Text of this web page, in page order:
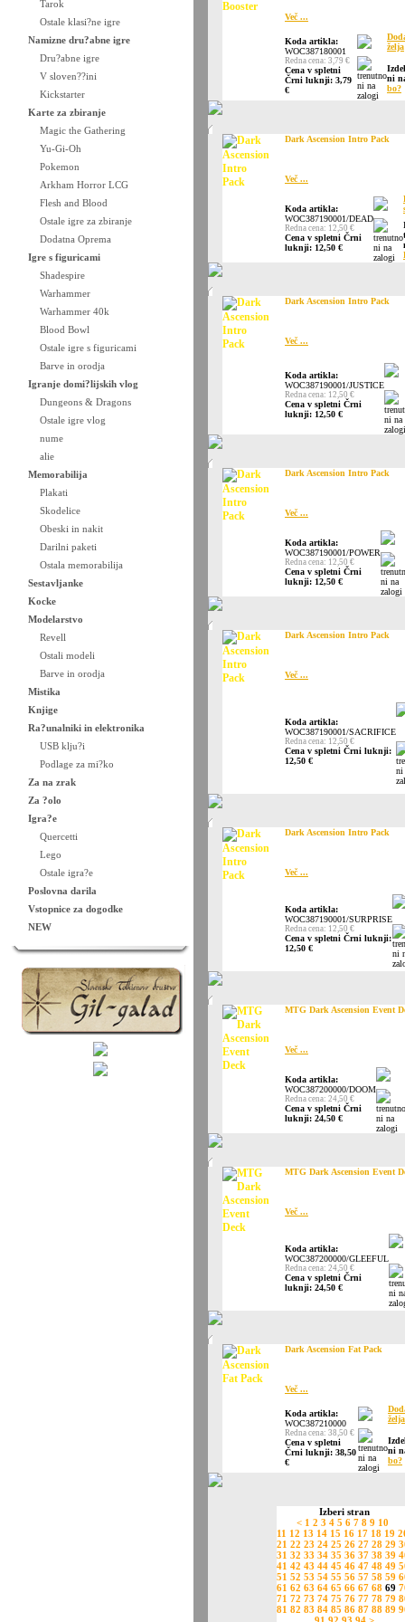
Tarok
Ostale klasi?ne igre
Namizne dru?abne igre
Dru?abne igre
V sloven??ini
Kickstarter
Karte za zbiranje
Magic the Gathering
Yu-Gi-Oh
Pokemon
Arkham Horror LCG
Flesh and Blood
Ostale igre za zbiranje
Dodatna Oprema
Igre s figuricami
Shadespire
Warhammer
Warhammer 40k
Blood Bowl
Ostale igre s figuricami
Barve in orodja
Igranje domi?lijskih vlog
Dungeons & Dragons
Ostale igre vlog
nume
alie
Memorabilija
Plakati
Skodelice
Obeski in nakit
Darilni paketi
Ostala memorabilija
Sestavljanke
Kocke
Modelarstvo
Revell
Ostali modeli
Barve in orodja
Mistika
Knjige
Ra?unalniki in elektronika
USB klju?i
Podlage za mi?ko
Za na zrak
Za ?olo
Igra?e
Quercetti
Lego
Ostale igra?e
Poslovna darila
Vstopnice za dogodke
NEW
Več ...
Koda artikla:
WOC387180001
Redna cena: 3,79 €
Cena v spletni
Črni luknji: 3,79
€
želja
ni
bo?
Dark Ascension Intro Pack
Več ...
Koda artikla:
WOC387190001/DEAD
Redna cena: 12,50 €
Cena v spletni Črni
luknji: 12,50 €
Dark Ascension Intro Pack
Več ...
Koda artikla:
WOC387190001/JUSTICE
Redna cena: 12,50 €
Cena v spletni Črni
luknji: 12,50 €
Dark Ascension Intro Pack
Več ...
Koda artikla:
WOC387190001/POWER
Redna cena: 12,50 €
Cena v spletni Črni
luknji: 12,50 €
Dark Ascension Intro Pack
Več ...
Koda artikla:
WOC387190001/SACRIFICE
Redna cena: 12,50 €
Cena v spletni Črni luknji:
12,50 €
Dark Ascension Intro Pack
Več ...
Koda artikla:
WOC387190001/SURPRISE
Redna cena: 12,50 €
Cena v spletni Črni luknji:
12,50 €
MTG Dark Ascension Event
Več ...
Koda artikla:
WOC387200000/DOOM
Redna cena: 24,50 €
Cena v spletni Črni
luknji: 24,50 €
MTG Dark Ascension Event
Več ...
Koda artikla:
WOC387200000/GLEEFUL
Redna cena: 24,50 €
Cena v spletni Črni
luknji: 24,50 €
Dark Ascension Fat Pack
Več ...
Koda artikla:
WOC387210000
Redna cena: 38,50 €
Cena v spletni
Črni luknji: 38,50
€
želja
ni
bo?
Izberi stran
< 1 2 3 4 5 6 7 8 9 10
11 12 13 14 15 16 17 18 19
21 22 23 24 25 26 27 28 29
31 32 33 34 35 36 37 38 39
41 42 43 44 45 46 47 48 49
51 52 53 54 55 56 57 58 59
61 62 63 64 65 66 67 6869
71 72 73 74 75 76 77 78 79
81 82 83 84 85 86 87 88 89